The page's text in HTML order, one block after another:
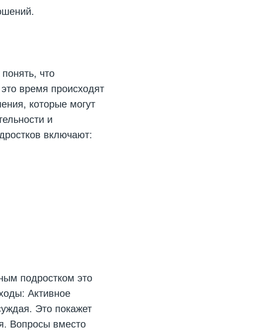
что
время происходят
которые могут
и
включают:
подростком это
Активное
Это покажет
Вопросы вместо